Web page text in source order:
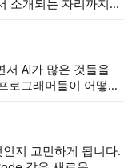
소개되는 자리까지
사람들이 자신의
용하고 있습니다. 첫
Agent 등 여러 기능
정말 엄청났습니다.
서 AI가 많은 것들을
로그래머들이 어떻게
결과를 발표했습니
라이브러리(Trio)를
지 고민하게 됩니다.